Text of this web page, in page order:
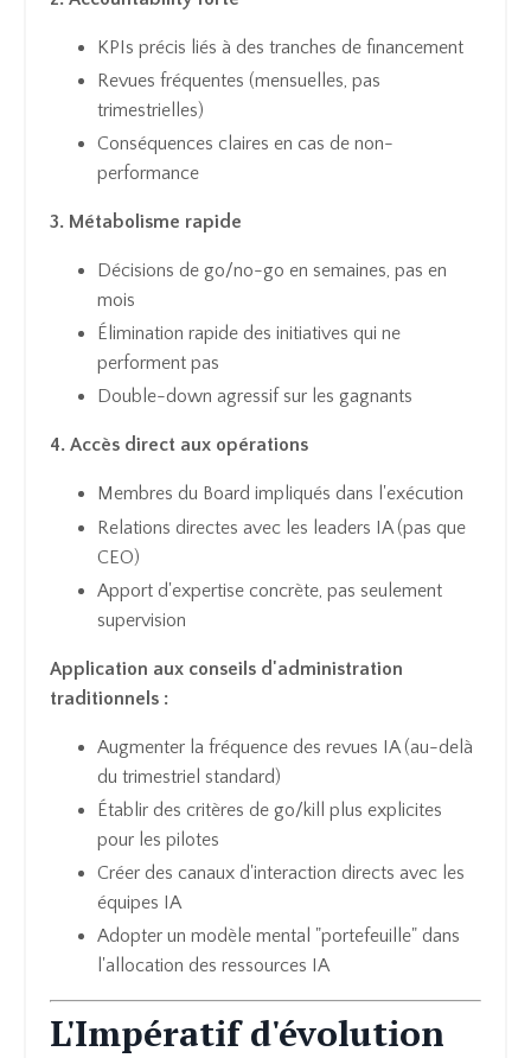
KPIs précis liés à des tranches de financement
Revues fréquentes (mensuelles, pas
trimestrielles)
Conséquences claires en cas de non-
performance
3. Métabolisme rapide
Décisions de go/no-go en semaines, pas en
mois
Élimination rapide des initiatives qui ne
performent pas
Double-down agressif sur les gagnants
4. Accès direct aux opérations
Membres du Board impliqués dans l'exécution
Relations directes avec les leaders IA (pas que
CEO)
Apport d'expertise concrète, pas seulement
supervision
Application aux conseils d'administration
traditionnels :
Augmenter la fréquence des revues IA (au-delà
du trimestriel standard)
Établir des critères de go/kill plus explicites
pour les pilotes
Créer des canaux d'interaction directs avec les
équipes IA
Adopter un modèle mental "portefeuille" dans
l'allocation des ressources IA
L'Impératif d'évolution